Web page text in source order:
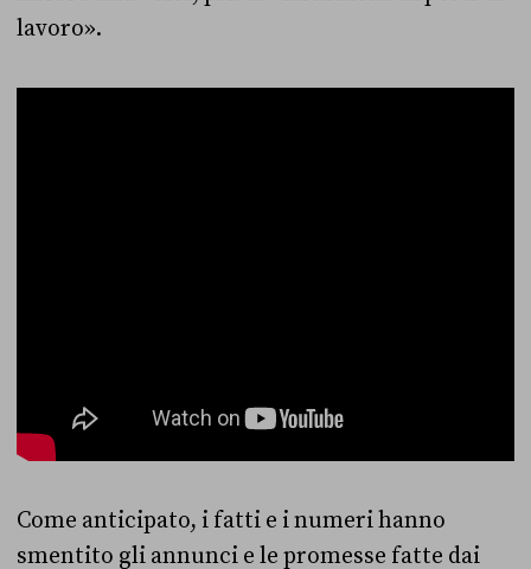
lavoro».
Come anticipato, i fatti e i numeri hanno
smentito gli annunci e le promesse fatte dai